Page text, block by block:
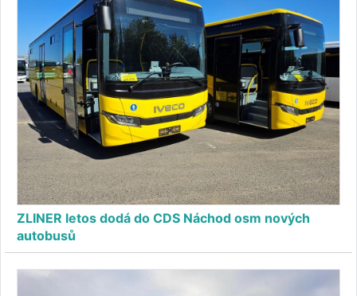
ZLINER letos dodá do CDS Náchod osm nových
autobusů